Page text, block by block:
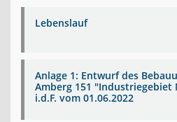
Lebenslauf
Anlage 1: Entwurf des
Amberg 151 "Industriegebiet
i.d.F. vom 01.06.2022